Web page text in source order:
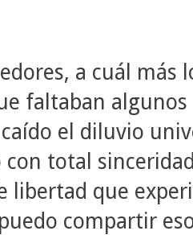
a cuál más
faltaban
el diluvio
con total
libertad que
compartir